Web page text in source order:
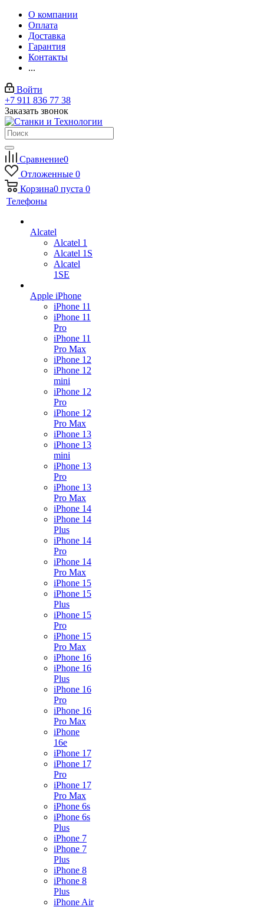
О компании
Оплата
Доставка
Гарантия
Контакты
...
Войти
+7 911 836 77 38
Заказать звонок
Сравнение0
Отложенные 0
Корзина0 пуста 0
Телефоны
Alcatel
Alcatel 1
Alcatel 1S
Alcatel
1SE
Apple iPhone
iPhone 11
iPhone 11
Pro
iPhone 11
Pro Max
iPhone 12
iPhone 12
mini
iPhone 12
Pro
iPhone 12
Pro Max
iPhone 13
iPhone 13
mini
iPhone 13
Pro
iPhone 13
Pro Max
iPhone 14
iPhone 14
Plus
iPhone 14
Pro
iPhone 14
Pro Max
iPhone 15
iPhone 15
Plus
iPhone 15
Pro
iPhone 15
Pro Max
iPhone 16
iPhone 16
Plus
iPhone 16
Pro
iPhone 16
Pro Max
iPhone
16e
iPhone 17
iPhone 17
Pro
iPhone 17
Pro Max
iPhone 6s
iPhone 6s
Plus
iPhone 7
iPhone 7
Plus
iPhone 8
iPhone 8
Plus
iPhone Air